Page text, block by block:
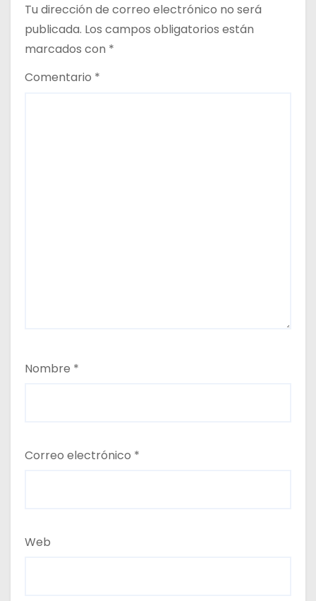
d
a
s
Tu dirección de correo electrónico no será
publicada. Los campos obligatorios están
marcados con *
Comentario *
Nombre *
Correo electrónico *
Web